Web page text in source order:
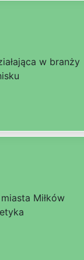
w branży
Miłków